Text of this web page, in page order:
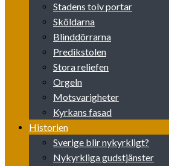
Stadens tolv portar
Sköldarna
Blinddörrarna
Predikstolen
Stora reliefen
Orgeln
Motsvarigheter
Kyrkans fasad
Historien
Sverige blir nykyrkligt?
Nykyrkliga gudstjänster